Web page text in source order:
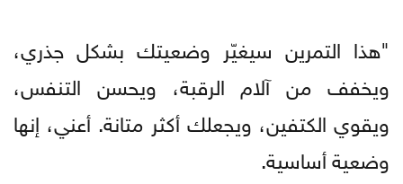
"هذا التمرين سيغيّر وضعيتك بشكل جذري،
ويخفف من آلام الرقبة، ويحسن التنفس،
ويقوي الكتفين، ويجعلك أكثر متانة. أعني، إنها
وضعية أساسية.